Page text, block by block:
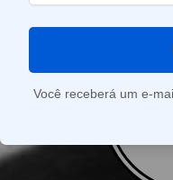
Você receberá um e-